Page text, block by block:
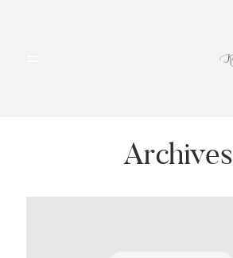
Archives
PORTFOLIO